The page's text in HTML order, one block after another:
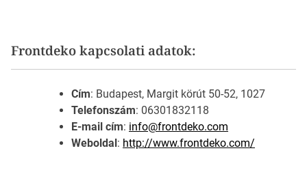
Frontdeko kapcsolati adatok:
Cím: Budapest, Margit körút 50-52, 1027
Telefonszám: 06301832118
E-mail cím: info@frontdeko.com
Weboldal : http://www.frontdeko.com/